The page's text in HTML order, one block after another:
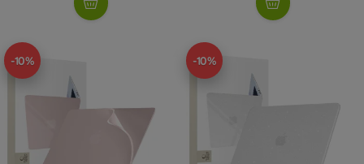
-10% -10%